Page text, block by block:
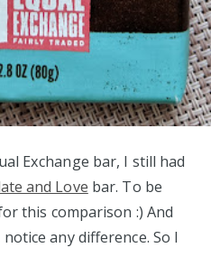
Exchange bar, I still had
and Love bar. To be
this comparison :) And
any difference. So I